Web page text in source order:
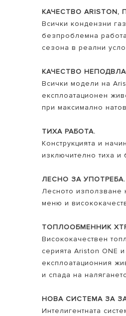
КАЧЕСТВО
Всички кондензни
безпроблемна
сезона в реални
КАЧЕСТВО
Всички модели на
експлоатационен
при максимално
ТИХА РАБОТА.
Конструкцията и
изключително тиха и
ЛЕСНО ЗА УПОТРЕБА.
Лесното използване
меню и
ТОПЛООБМЕННИК
Висококачествен
серията Ariston ONE
експлоатационния
и спада на
НОВА СИСТЕМА ЗА
Интелигентната